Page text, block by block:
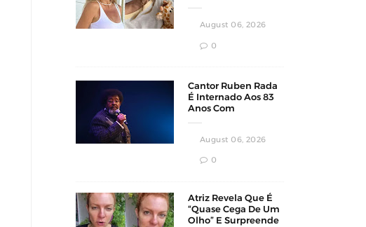
Câncer
August 06, 2026
0
Cantor Ruben Rada
É Internado Aos 83
Anos Com
August 06, 2026
0
Atriz Revela Que É
“Quase Cega De Um
Olho” E Surpreende